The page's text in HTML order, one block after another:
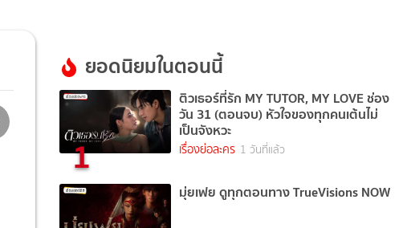
ยอดนิยมในตอนนี้
1
ติวเธอร์ที่รัก MY TUTOR, MY LOVE ช่อง
วัน 31 (ตอนจบ) หัวใจของทุกคนเต้นไม่
เป็นจังหวะ
เรื่องย่อละคร 1 วันที่แล้ว
มุ่ยเฟย ดูทุกตอนทาง TrueVisions NOW